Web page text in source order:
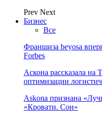
Prev Next
Бизнес
Все
Франшиза beyosa
Forbes
Аскона рассказала
оптимизации
Askona признана
«Кровати. Сон»